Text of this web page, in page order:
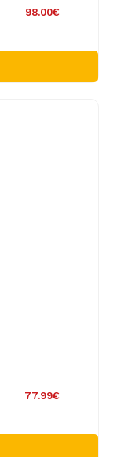
98.00€
77.99€